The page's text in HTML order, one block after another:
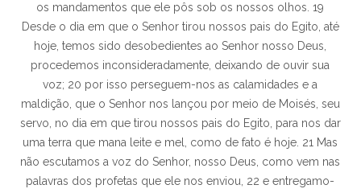
os mandamentos que ele pôs sob os nossos olhos. 19
Desde o dia em que o Senhor tirou nossos pais do Egito, até
hoje, temos sido desobedientes ao Senhor nosso Deus,
procedemos inconsideradamente, deixando de ouvir sua
voz; 20 por isso perseguem-nos as calamidades e a
maldição, que o Senhor nos lançou por meio de Moisés, seu
servo, no dia em que tirou nossos pais do Egito, para nos dar
uma terra que mana leite e mel, como de fato é hoje. 21 Mas
não escutamos a voz do Senhor, nosso Deus, como vem nas
palavras dos profetas que ele nos enviou, 22 e entregamo-